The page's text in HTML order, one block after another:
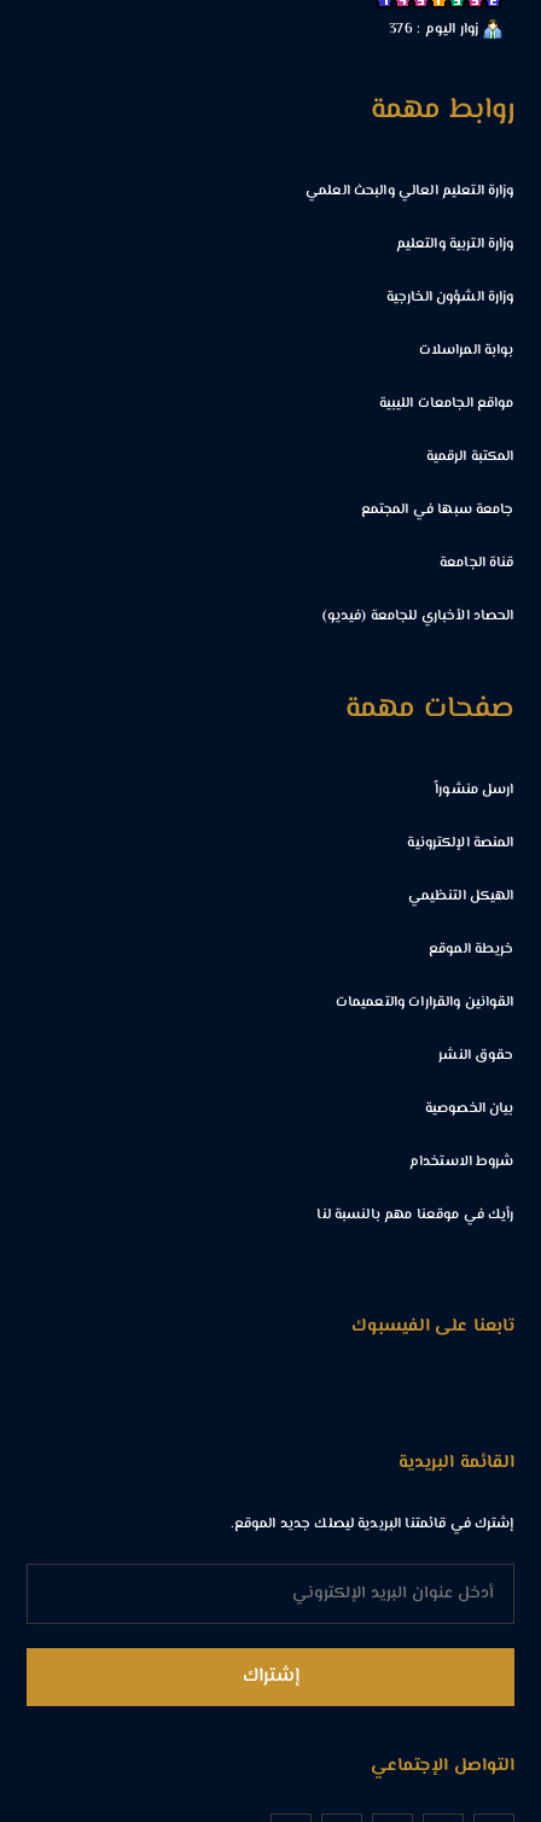
زوار اليوم : 376
روابط مهمة
وزارة التعليم العالي والبحث العلمي
وزارة التربية والتعليم
وزارة الشؤون الخارجية
بوابة المراسلات
مواقع الجامعات الليبية
المكتبة الرقمية
جامعة سبها في المجتمع
قناة الجامعة
الحصاد الأخباري للجامعة (فيديو)
صفحات مهمة
ارسل منشوراً
المنصة الإلكترونية
الهيكل التنظيمي
خريطة الموقع
القوانين والقرارات والتعميمات
حقوق النشر
بيان الخصوصية
شروط الاستخدام
رأيك في موقعنا مهم بالنسبة لنا
تابعنا على الفيسبوك
القائمة البريدية
إشترك في قائمتنا البريدية ليصلك جديد الموقع.
التواصل الإجتماعي